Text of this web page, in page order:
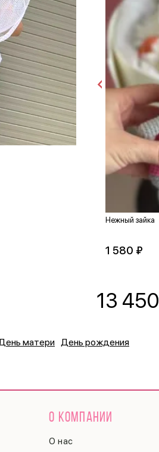
Нежный зайка
1 580 ₽
13 450
матери День рождения
О КОМПАНИИ
О нас